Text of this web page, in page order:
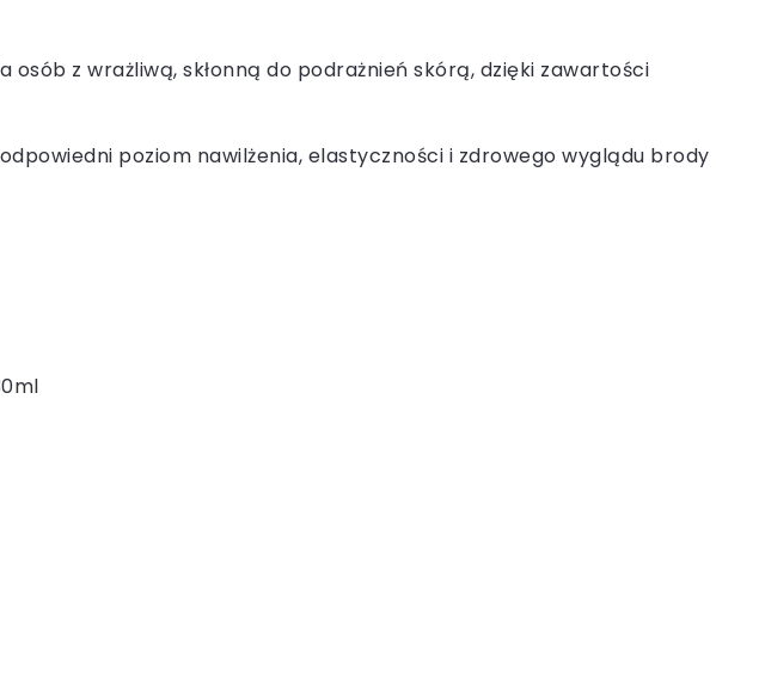
osób z wrażliwą, skłonną do podrażnień skórą, dzięki zawartości
poziom nawilżenia, elastyczności i zdrowego wyglądu brody